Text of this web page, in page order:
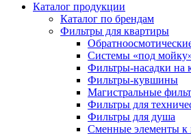
Каталог продукции
Каталог по брендам
Фильтры для квартиры
Системы «под
Фильтры-насадки на
Фильтры-кувшины
Магистральные
Фильтры для
Фильтры для душа
Сменные элементы к